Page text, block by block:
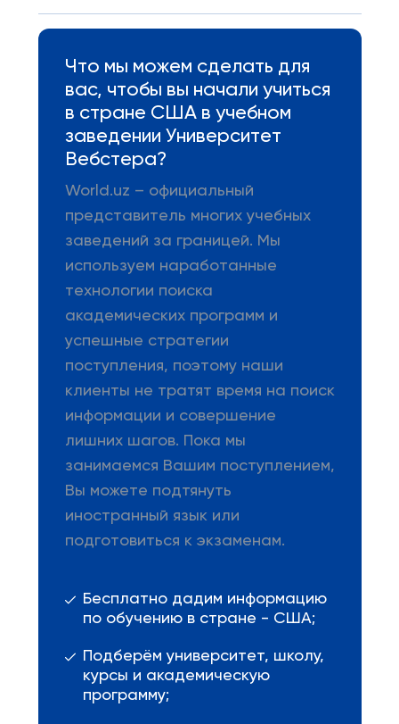
Что мы можем сделать для
вас, чтобы вы начали учиться
в стране США в учебном
заведении Университет
Вебстера?
World.uz – официальный
представитель многих учебных
заведений за границей. Мы
используем наработанные
технологии поиска
академических программ и
успешные стратегии
поступления, поэтому наши
клиенты не тратят время на поиск
информации и совершение
лишних шагов. Пока мы
занимаемся Вашим поступлением,
Вы можете подтянуть
иностранный язык или
подготовиться к экзаменам.
Бесплатно дадим информацию
по обучению в стране - США;
Подберём университет, школу,
курсы и академическую
программу;